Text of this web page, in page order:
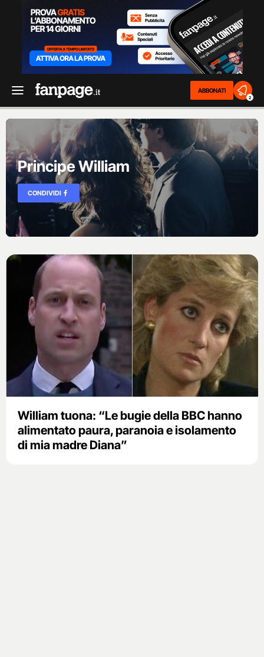
ABBONATI
2
Principe William
CONDIVIDI
William tuona: “Le bugie della BBC hanno
alimentato paura, paranoia e isolamento
di mia madre Diana”